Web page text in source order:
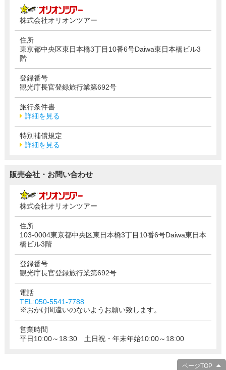
株式会社オリオンツアー
住所
東京都中央区東日本橋3丁目10番6号Daiwa東日本橋ビル3
階
登録番号
観光庁長官登録旅行業第692号
旅行条件書
詳細を見る
特別補償規定
詳細を見る
販売会社・お問い合わせ
株式会社オリオンツアー
住所
103-0004東京都中央区東日本橋3丁目10番6号Daiwa東日本
橋ビル3階
登録番号
観光庁長官登録旅行業第692号
電話
TEL:050-5541-7788
※おかけ間違いのないようお願い致します。
営業時間
平日10:00～18:30 土日祝・年末年始10:00～18:00
ページTOP